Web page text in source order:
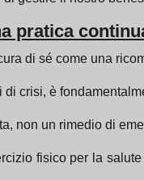
pratica
di sé come una
crisi, è
non un rimedio di
fisico per la